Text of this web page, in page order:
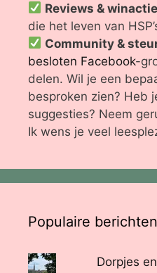
Reviews &
die het leven van
Community &
besloten Facebook-
delen. Wil je een
besproken zien? Heb
suggesties? Neem
Ik wens je veel
Populaire berichten
Dorpjes